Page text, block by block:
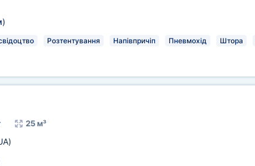
)
Розтентування Напівпричіп Пневмохід Штора
25 м³